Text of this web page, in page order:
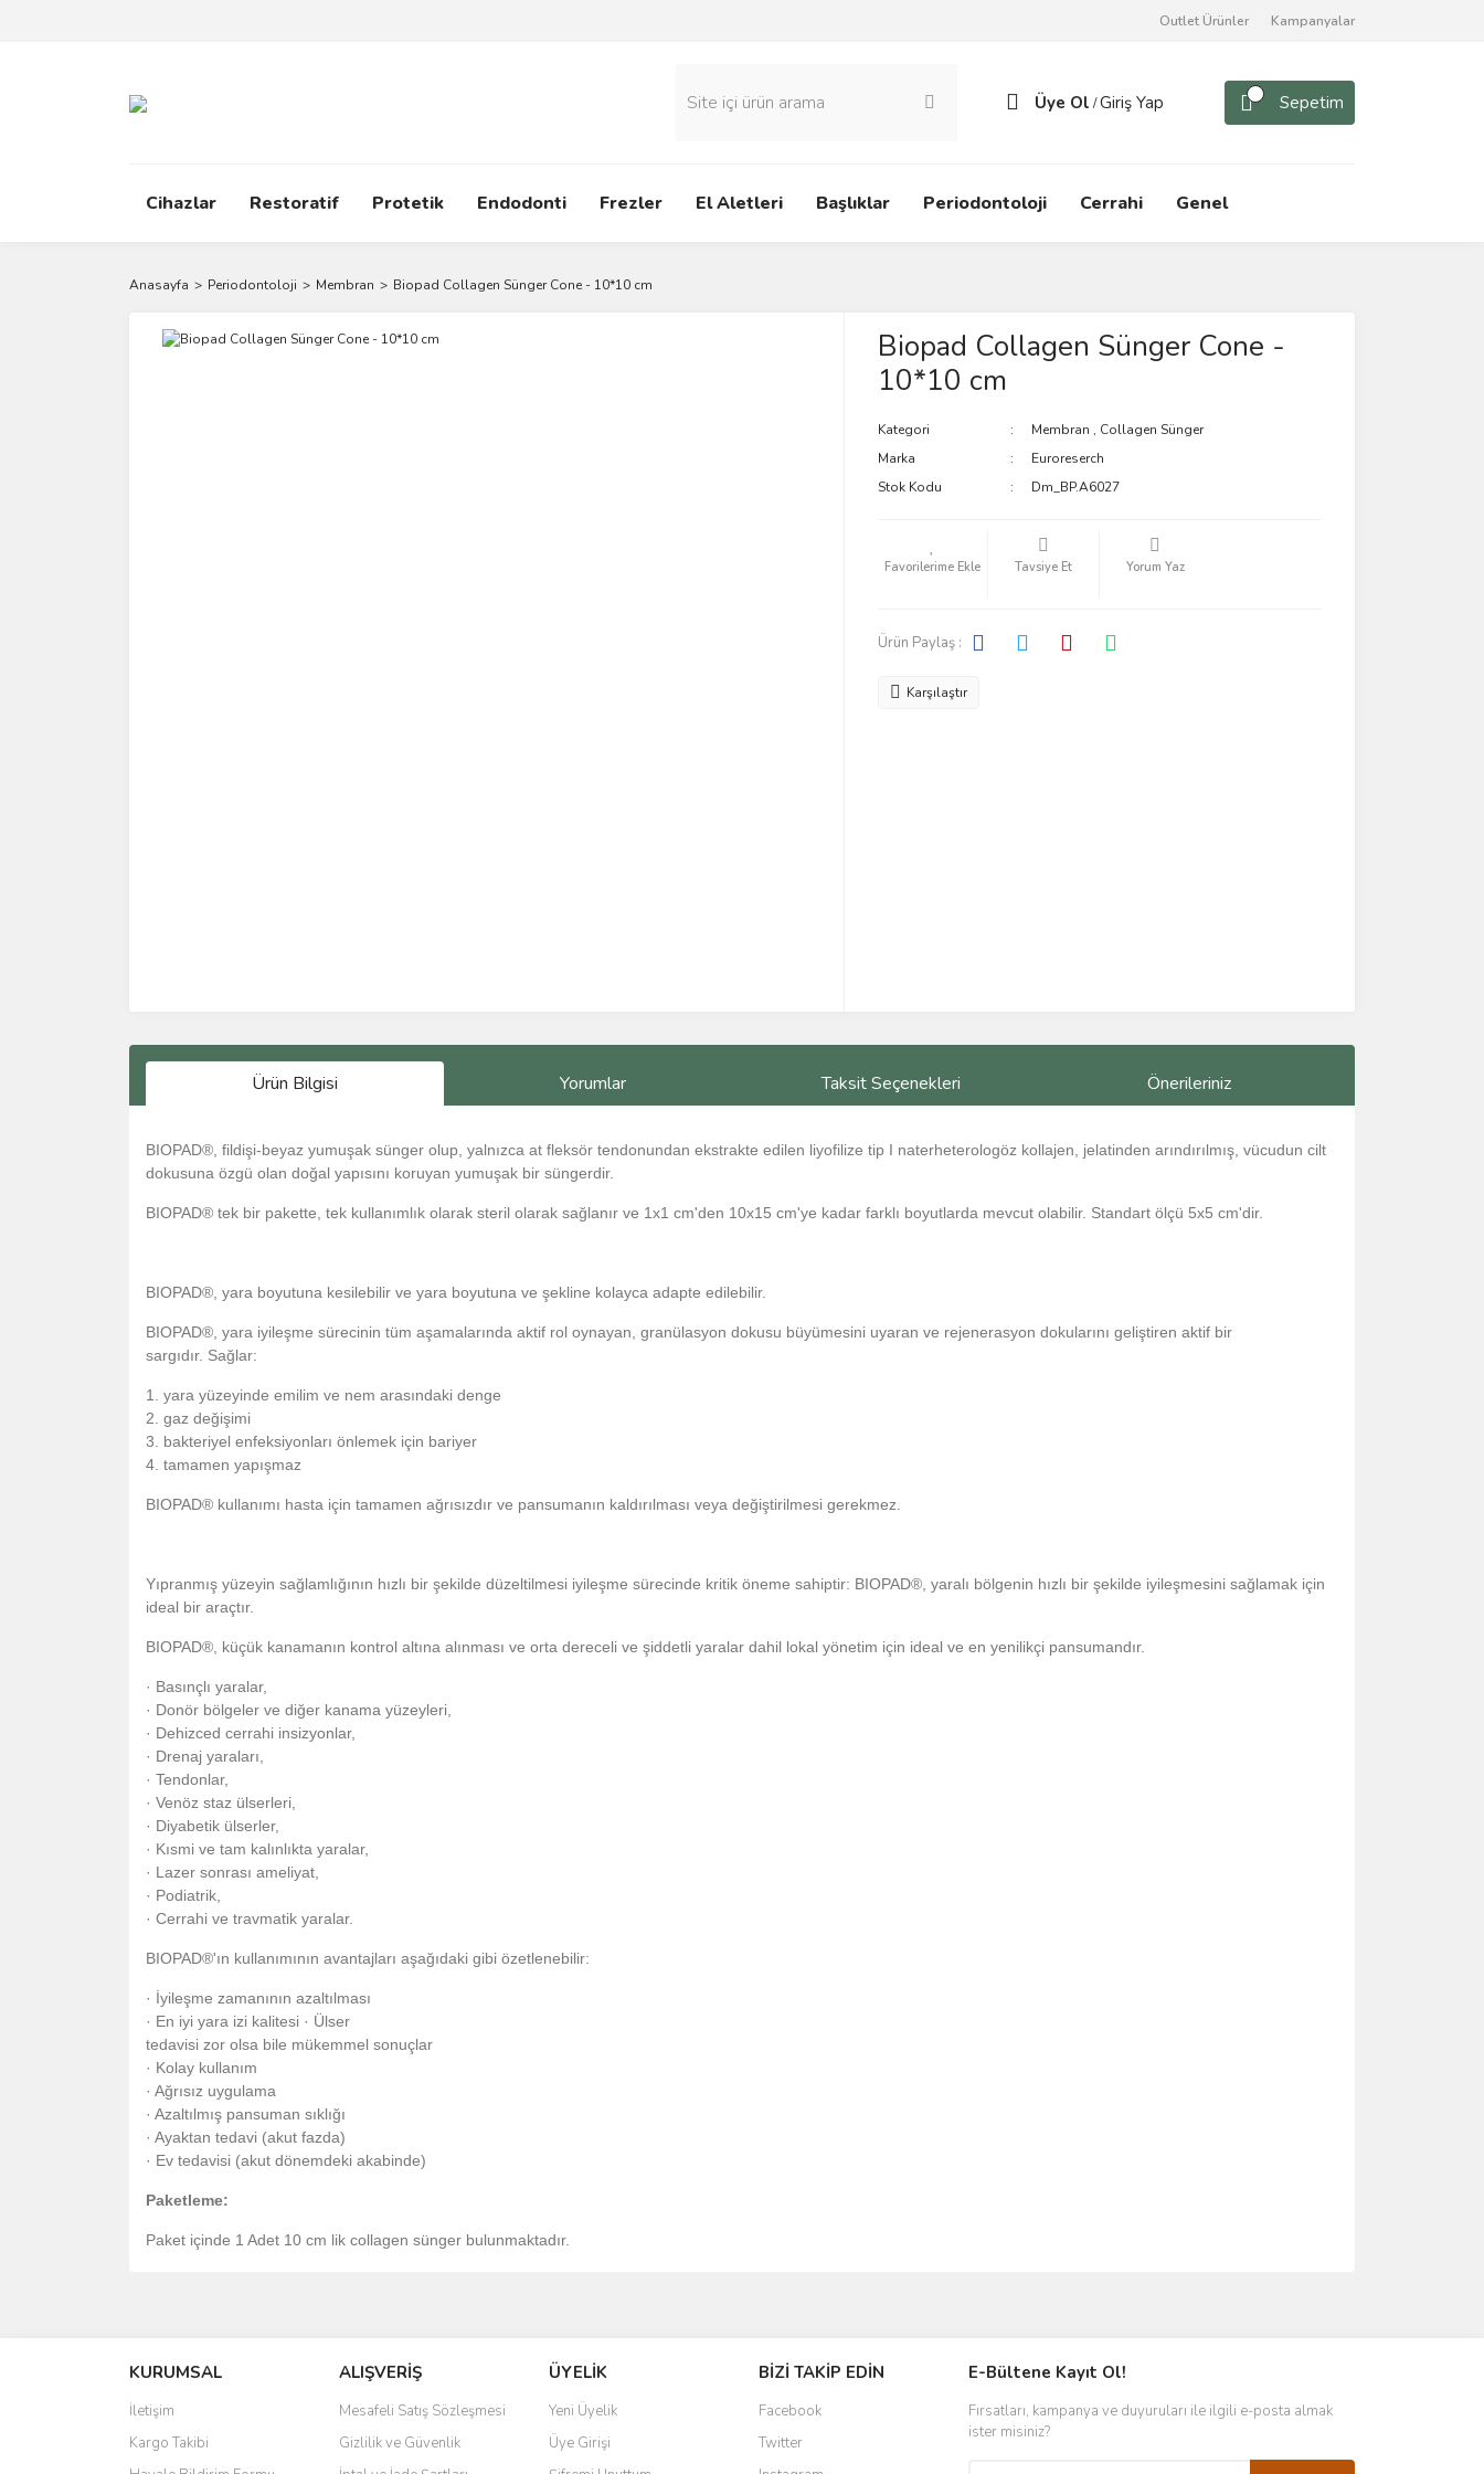
Outlet Ürünler Kampanyalar
Üye Ol /Giriş Yap Sepetim
Cihazlar Restoratif Protetik Endodonti Frezler El Aletleri Başlıklar Periodontoloji Cerrahi Genel
Anasayfa Periodontoloji Membran Biopad Collagen Sünger Cone - 10*10 cm
Biopad Collagen Sünger Cone -
10*10 cm
Kategori Membran , Collagen Sünger
Marka
Euroreserch
Stok Kodu
Dm_BP.A6027
Tavsiye Et Yorum Yaz
Ürün Paylaş :
Karşılaştır
Ürün Bilgisi Yorumlar Taksit Seçenekleri Önerileriniz
BIOPAD®, fildişi-beyaz yumuşak sünger olup, yalnızca at fleksör tendonundan ekstrakte edilen liyofilize tip I naterheterologöz kollajen, jelatinden arındırılmış, vücudun cilt
dokusuna özgü olan doğal yapısını koruyan yumuşak bir süngerdir.
BIOPAD® tek bir pakette, tek kullanımlık olarak steril olarak sağlanır ve 1x1 cm'den 10x15 cm'ye kadar farklı boyutlarda mevcut olabilir. Standart ölçü 5x5 cm'dir.
BIOPAD®, yara boyutuna kesilebilir ve yara boyutuna ve şekline kolayca adapte edilebilir.
BIOPAD®, yara iyileşme sürecinin tüm aşamalarında aktif rol oynayan, granülasyon dokusu büyümesini uyaran ve rejenerasyon dokularını geliştiren aktif bir
sargıdır. Sağlar:
1. yara yüzeyinde emilim ve nem arasındaki denge
2. gaz değişimi
3. bakteriyel enfeksiyonları önlemek için bariyer
4. tamamen yapışmaz
BIOPAD® kullanımı hasta için tamamen ağrısızdır ve pansumanın kaldırılması veya değiştirilmesi gerekmez.
Yıpranmış yüzeyin sağlamlığının hızlı bir şekilde düzeltilmesi iyileşme sürecinde kritik öneme sahiptir: BIOPAD®, yaralı bölgenin hızlı bir şekilde iyileşmesini sağlamak için
ideal bir araçtır.
BIOPAD®, küçük kanamanın kontrol altına alınması ve orta dereceli ve şiddetli yaralar dahil lokal yönetim için ideal ve en yenilikçi pansumandır.
· Basınçlı yaralar,
· Donör bölgeler ve diğer kanama yüzeyleri,
· Dehizced cerrahi insizyonlar,
· Drenaj yaraları,
· Tendonlar,
· Venöz staz ülserleri,
· Diyabetik ülserler,
· Kısmi ve tam kalınlıkta yaralar,
· Lazer sonrası ameliyat,
· Podiatrik,
· Cerrahi ve travmatik yaralar.
BIOPAD®'ın kullanımının avantajları aşağıdaki gibi özetlenebilir:
· İyileşme zamanının azaltılması
· En iyi yara izi kalitesi · Ülser
tedavisi zor olsa bile mükemmel sonuçlar
· Kolay kullanım
· Ağrısız uygulama
· Azaltılmış pansuman sıklığı
· Ayaktan tedavi (akut fazda)
· Ev tedavisi (akut dönemdeki akabinde)
Paketleme:
Paket içinde 1 Adet 10 cm lik collagen sünger bulunmaktadır.
Ürün resmi kalitesiz, bozuk veya görüntülenemiyor.
Ürün açıklamasında eksik bilgiler bulunuyor.
Ürün bilgilerinde hatalar bulunuyor.
Ürün fiyatı diğer sitelerden daha pahalı.
KURUMSAL
İletişim
Kargo Takibi
ALIŞVERİŞ
Mesafeli Satış Sözleşmesi
Gizlilik ve Güvenlik
ÜYELİK
Yeni Üyelik
Üye Girişi
BİZİ TAKİP EDİN
Facebook
Twitter
E-Bültene Kayıt Ol!
Fırsatları, kampanya ve duyuruları ile ilgili e-posta almak
ister misiniz?